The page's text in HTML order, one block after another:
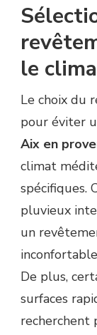
le
Le choix du
pour éviter
Aix en
climat
spécifiques.
pluvieux
un
De plus,
surfaces
recherchent